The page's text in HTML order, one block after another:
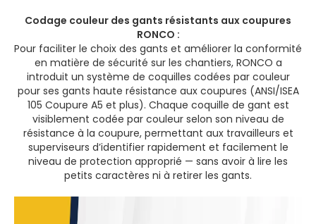
Codage couleur des gants résistants aux coupures
RONCO :
Pour faciliter le choix des gants et améliorer la conformité
en matière de sécurité sur les chantiers, RONCO a
introduit un système de coquilles codées par couleur
pour ses gants haute résistance aux coupures (ANSI/ISEA
105 Coupure A5 et plus). Chaque coquille de gant est
visiblement codée par couleur selon son niveau de
résistance à la coupure, permettant aux travailleurs et
superviseurs d’identifier rapidement et facilement le
niveau de protection approprié — sans avoir à lire les
petits caractères ni à retirer les gants.